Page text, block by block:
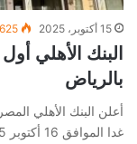
15 أكتوبر، 2025 625
البنك الأهلي
بالرياض
أعلن البنك الأهلي
غدا الموافق 16 أكتوبر 2025، وذلك بعد حصوله على عدم…